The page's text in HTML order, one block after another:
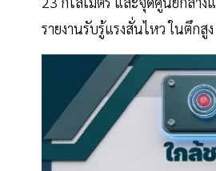
รายงานรับรู้แรงสั่นไหว ในตึก